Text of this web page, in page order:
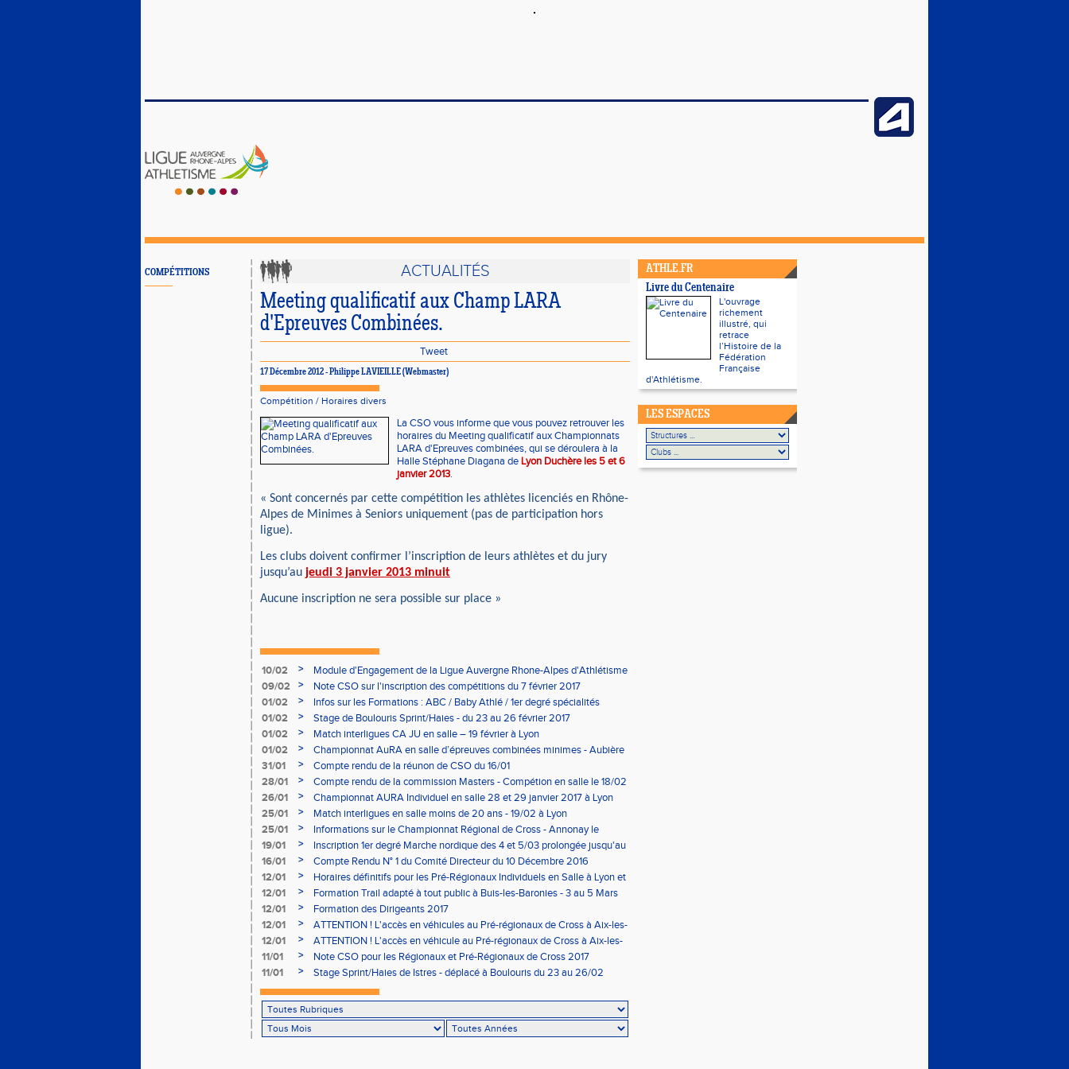
COMPÉTITIONS ACTUALITÉS
Meeting qualificatif aux Champ LARA
d'Epreuves Combinées.
Tweet
17 Décembre 2012 - Philippe LAVIEILLE (Webmaster)
Compétition / Horaires divers
La CSO vous informe que vous pouvez retrouver les
horaires du Meeting qualificatif aux Championnats
LARA d'Epreuves combinées, qui se déroulera à la
Halle Stéphane Diagana de Lyon Duchère les 5 et 6
janvier 2013.
« Sont concernés par cette compétition les athlètes licenciés en Rhône-
Alpes de Minimes à Seniors uniquement (pas de participation hors
ligue).
Les clubs doivent confirmer l’inscription de leurs athlètes et du jury
jusqu’au jeudi 3 janvier 2013 minuit
Aucune inscription ne sera possible sur place »
10/02 >
Module d'Engagement de la Ligue Auvergne Rhone-Alpes d'Athlétisme
09/02
>
Note CSO sur l'inscription des compétitions du 7 février 2017
01/02
>
Infos sur les Formations : ABC / Baby Athlé / 1er degré spécialités
01/02
>
Stage de Boulouris Sprint/Haies - du 23 au 26 février 2017
01/02
>
Match interligues CA JU en salle – 19 février à Lyon
01/02
>
Championnat AuRA en salle d’épreuves combinées minimes - Aubière
- le 12 février
31/01 >
Compte rendu de la réunon de CSO du 16/01
28/01
>
Compte rendu de la commission Masters - Compétion en salle le 18/02
à Bourgoin
26/01 >
Championnat AURA Individuel en salle 28 et 29 janvier 2017 à Lyon
25/01
>
Match interligues en salle moins de 20 ans - 19/02 à Lyon
25/01
>
Informations sur le Championnat Régional de Cross - Annonay le
05/02
19/01 >
Inscription 1er degré Marche nordique des 4 et 5/03 prolongée jusqu'au
03/02 (sous condition)
16/01 >
Compte Rendu N° 1 du Comité Directeur du 10 Décembre 2016
12/01
>
Horaires définitifs pour les Pré-Régionaux Individuels en Salle à Lyon et
Aubière
12/01 >
Formation Trail adapté à tout public à Buis-les-Baronies - 3 au 5 Mars
12/01
>
Formation des Dirigeants 2017
12/01
>
ATTENTION ! L'accès en véhicules au Pré-régionaux de Cross à Aix-les-
Bains sera réglementé
12/01 >
ATTENTION ! L'accès en véhicule au Pré-régionaux de Cross à Aix-les-
Bains sera réglementé
11/01 >
Note CSO pour les Régionaux et Pré-Régionaux de Cross 2017
11/01
> Stage Sprint/Haies de Istres - déplacé à Boulouris du 23 au 26/02
ATHLE.FR
Livre du Centenaire
L'ouvrage
richement
illustré, qui
retrace
l’Histoire de la
Fédération
Française
d'Athlétisme.
LES ESPACES